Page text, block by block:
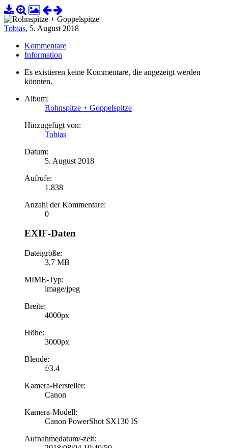
Tobias, 5. August 2018
Kommentare
Information
Es existieren keine Kommentare, die angezeigt werden
könnten.
Album:
Rohnspitze + Goppelspitze
Hinzugefügt von:
Tobias
Datum:
5. August 2018
Aufrufe:
1.838
Anzahl der Kommentare:
0
EXIF-Daten
Dateigröße:
3,7 MB
MIME-Typ:
image/jpeg
Breite:
4000px
Höhe:
3000px
Blende:
f/3.4
Kamera-Hersteller:
Canon
Kamera-Modell:
Canon PowerShot SX130 IS
Aufnahmedatum/-zeit: